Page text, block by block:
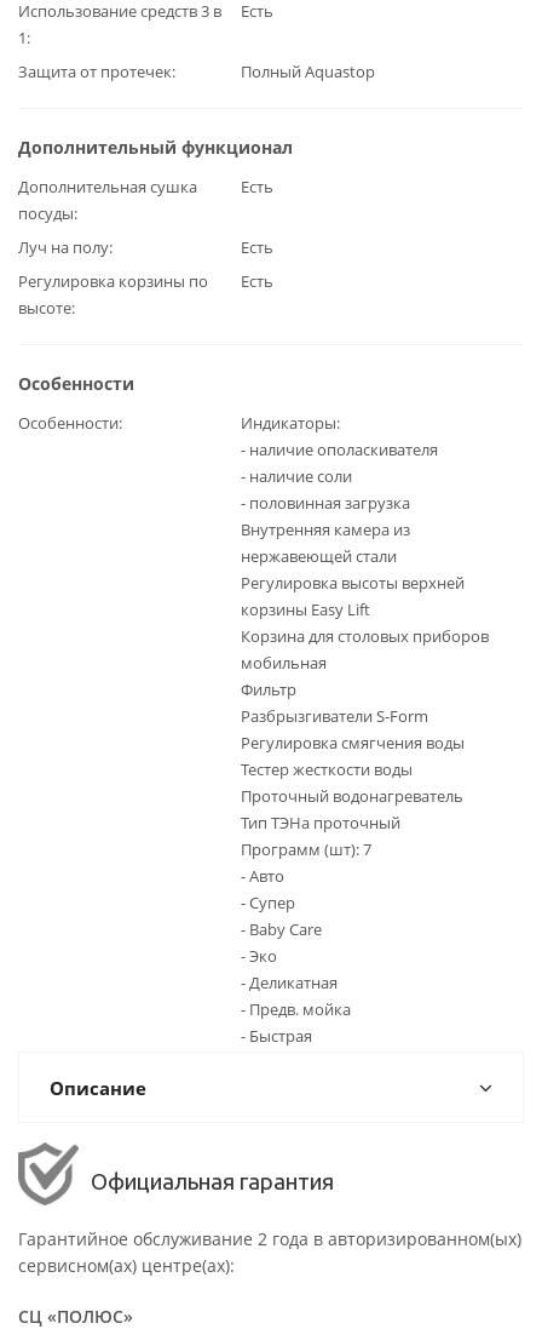
Использование средств 3 в
1
Есть
Защита от протечек Полный Aquastop
Дополнительный функционал
Дополнительная сушка
посуды
Есть
Луч на полу
Есть
Регулировка корзины по
высоте
Есть
Особенности
Особенности
Индикаторы:
- наличие ополаскивателя
- наличие соли
- половинная загрузка
Внутренняя камера из
нержавеющей стали
Регулировка высоты верхней
корзины Easy Lift
Корзина для столовых приборов
мобильная
Фильтр
Разбрызгиватели S-Form
Регулировка смягчения воды
Тестер жесткости воды
Проточный водонагреватель
Тип ТЭНа проточный
Программ (шт): 7
- Авто
- Супер
- Baby Care
- Эко
- Деликатная
- Предв. мойка
- Быстрая
Описание
Официальная гарантия
Гарантийное обслуживание 2 года в авторизированном(ых)
сервисном(ах) центре(ах):
СЦ «ПОЛЮС»